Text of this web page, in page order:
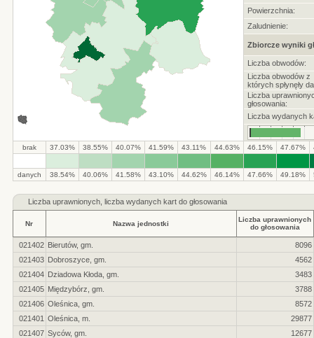
Powierzchnia:
Zaludnienie:
Zbiorcze wyniki
Liczba obwodów:
Liczba obwodów z
których spłynęły
Liczba
głosowania:
Liczba wydanych
brak 37.03% 38.55% 40.07% 41.59% 43.11% 44.63% 46.15% 47.67%
danych 38.54% 40.06% 41.58% 43.10% 44.62% 46.14% 47.66% 49.18%
Liczbauprawnionych, liczba wydanych kart do głosowania
Nr Nazwa jednostki
Liczba uprawnionych
do głosowania
021402 Bierutów, gm.
8096
021403 Dobroszyce, gm.
4562
021404 Dziadowa Kłoda, gm.
3483
021405 Międzybórz, gm.
3788
021406 Oleśnica, gm.
8572
021401 Oleśnica, m.
29877
021407 Syców, gm.
12677